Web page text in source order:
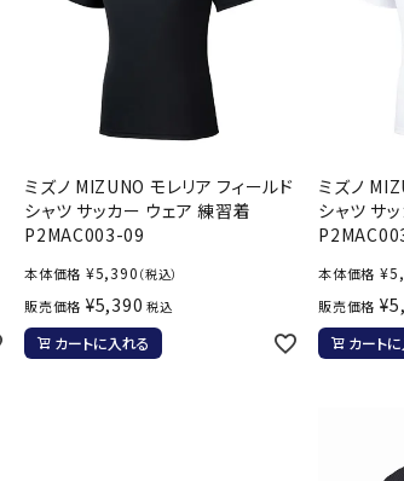
武道・格闘技
柔道
ボクシング
武道・格闘技小物
ミズノ MIZUNO モレリア フィールド
シャツ サッカー ウェア 練習着
P2MAC003-09
本体価格 ¥5,390 （税込）
販売価格 ¥5,390 税込
カートに入れる
ミズノ
シャツ サ
本体価格 ¥
販売価格 ¥
カート